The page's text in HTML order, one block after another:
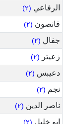
الرفاعي (٢)
قانصون (٢)
جفال (٢)
زعيتر (٢)
دعيبس (٢)
نجم (٢)
ناصر الدين (٢)
ابو خليل (٢)